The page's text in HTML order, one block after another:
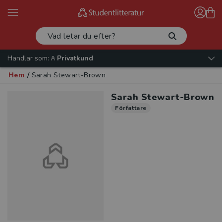
Handlar som:
Privatkund
Hem / Sarah Stewart-Brown
Sarah Stewart-Brown
Författare